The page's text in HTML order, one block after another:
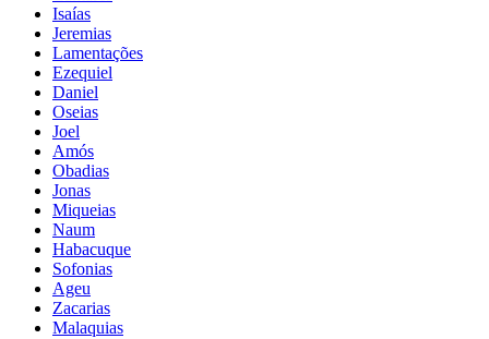
Isaías
Jeremias
Lamentações
Ezequiel
Daniel
Oseias
Joel
Amós
Obadias
Jonas
Miqueias
Naum
Habacuque
Sofonias
Ageu
Zacarias
Malaquias